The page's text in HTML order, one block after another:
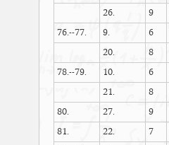
26.
9
76.--77.
9. 6
20.
8
78.--79.
10. 6
21.
8
80.
27. 9
81.
22. 7